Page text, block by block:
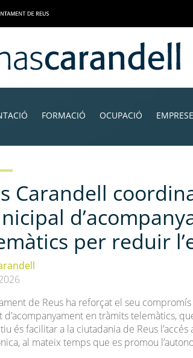
FORMACIÓ OCUPACIÓ
Carandell
per reduir
de Reus ha reforçat el seu
d’acompanyament en tràmits telemàtics,
és facilitar a la ciutadania de Reus
al mateix temps que es promou